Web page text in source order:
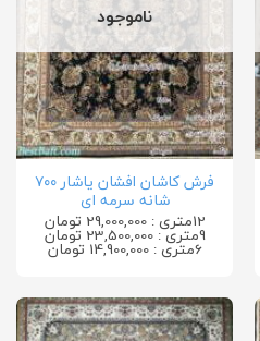
ناموجود
فرش کاشان افشان یاشار ۷۰۰
شانه سرمه ای
12متری : 29,000,000 تومان
9متری : 23,500,000 تومان
6متری : 14,900,000 تومان